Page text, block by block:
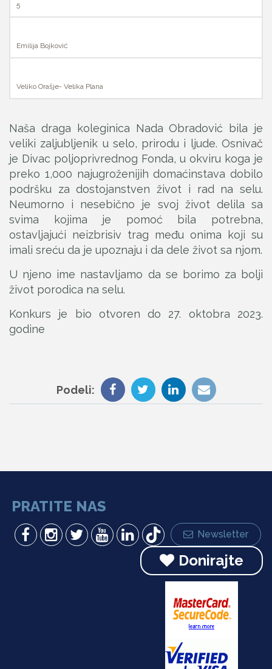
5
Emilija Bojković
Veliko Orašje- Velika Plana
Naša draga koleginica Nada Obradović bila je
veliki zaljubljenik u selo, prirodu i ljude. Osnivač
je Divac poljoprivrednog Fonda, u okviru koga je
preko 1,000 najugroženijih domaćinstava dobilo
podršku za dostojanstven život i rad na selu.
Neumorno i nesebično je svoj život delila sa
svima kojima je pomoć bila potrebna,
ostavljajući neizbrisiv trag među onima koji su
imali sreću da je upoznaju i da dele život sa njom.
U njeno ime nastavljamo da se borimo za bolji
život porodica na selu.
Konkurs je bio otvoren do 27. oktobra 2023.
godine
Podeli:
PRATITE NAS
Newsletter
Donirajte